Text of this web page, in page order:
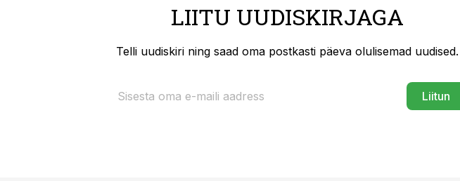
LIITU UUDISKIRJAGA
Telli uudiskiri ning saad oma postkasti päeva olulisemad uudised.
Liitun